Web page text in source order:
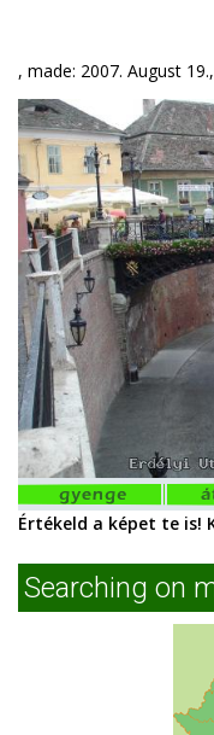
, made: 2007. August
Értékeld a képet te
Searching on